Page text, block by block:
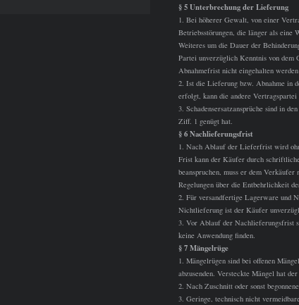
§ 5 Unterbrechung der Lieferung
1. Bei höherer Gewalt, von einer
Betriebsstörungen, die länger als eine
Weiteres um die Dauer der
Partei unverzüglich Kenntnis von dem
Abnahmefrist nicht eingehalten werden
2. Ist die Lieferung bzw. Abnahme in
erfolgt, kann die andere
3. Schadensersatzansprüche sind in
Ziff. 1 genügt hat.
§ 6 Nachlieferungsfrist
1. Nach Ablauf der Lieferfrist wird
Frist kann der Käufer durch
beanspruchen, muss er dem
Regelungen über die Entbehrlichkeit
2. Für versandfertige Lagerware und
Nichtlieferung ist der Käufer
3. Vor Ablauf der Nachlieferungsfrist
keine Anwendung finden.
§ 7 Mängelrüge
1. Mängelrügen sind bei offenen
abzusenden. Versteckte Mängel hat
2. Nach Zuschnitt oder sonst
3. Geringe, technisch nicht